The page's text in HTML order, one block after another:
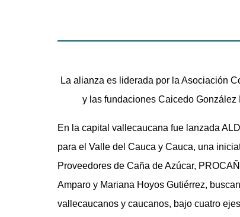
La alianza es liderada por la Asociación
y las fundaciones Caicedo
En la capital vallecaucana fue lanzada
para el Valle del Cauca y Cauca, una
Proveedores de Caña de Azúcar,
Amparo y Mariana Hoyos Gutiérrez,
vallecaucanos y caucanos, bajo cuatro